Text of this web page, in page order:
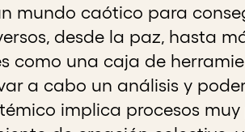
mundo caótico para
desde la paz, hasta
como una caja de
a cabo un análisis y
implica procesos